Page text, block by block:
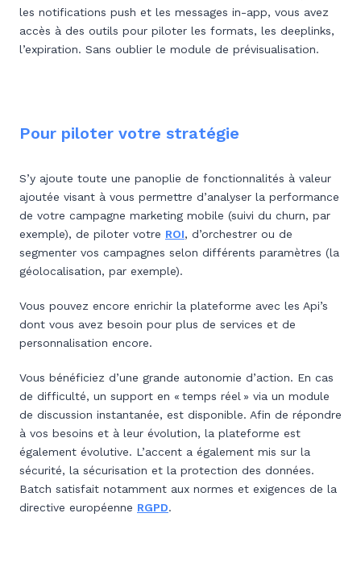
les notifications push et les messages in-app, vous avez
accès à des outils pour piloter les formats, les deeplinks,
l’expiration. Sans oublier le module de prévisualisation.
Pour piloter votre stratégie
S’y ajoute toute une panoplie de fonctionnalités à valeur
ajoutée visant à vous permettre d’analyser la performance
de votre campagne marketing mobile (suivi du churn, par
exemple), de piloter votre ROI, d’orchestrer ou de
segmenter vos campagnes selon différents paramètres (la
géolocalisation, par exemple).
Vous pouvez encore enrichir la plateforme avec les Api’s
dont vous avez besoin pour plus de services et de
personnalisation encore.
Vous bénéficiez d’une grande autonomie d’action. En cas
de difficulté, un support en « temps réel » via un module
de discussion instantanée, est disponible. Afin de répondre
à vos besoins et à leur évolution, la plateforme est
également évolutive. L’accent a également mis sur la
sécurité, la sécurisation et la protection des données.
Batch satisfait notamment aux normes et exigences de la
directive européenne RGPD.